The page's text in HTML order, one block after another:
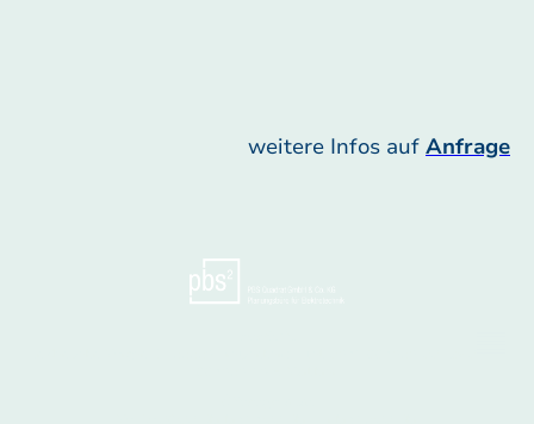
weitere Infos auf Anfrage